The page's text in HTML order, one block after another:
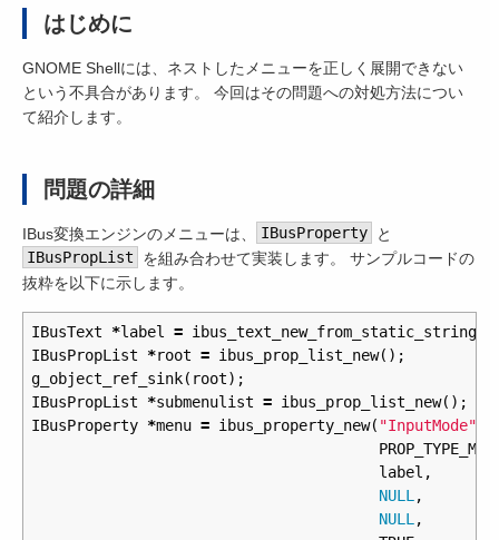
はじめに
GNOME Shellには、ネストしたメニューを正しく展開できない
という不具合があります。 今回はその問題への対処方法につい
て紹介します。
問題の詳細
IBus変換エンジンのメニューは、 IBusProperty
と
IBusPropList
を組み合わせて実装します。 サンプルコードの
抜粋を以下に示します。
IBusText *label = ibus_text_new_from_static_string
IBusPropList
*root = ibus_prop_list_new();
g_object_ref_sink( root);
IBusPropList
*submenulist = ibus_prop_list_new();
IBusProperty *menu = ibus_property_new( "InputMode"
label ,
NULL ,
NULL ,